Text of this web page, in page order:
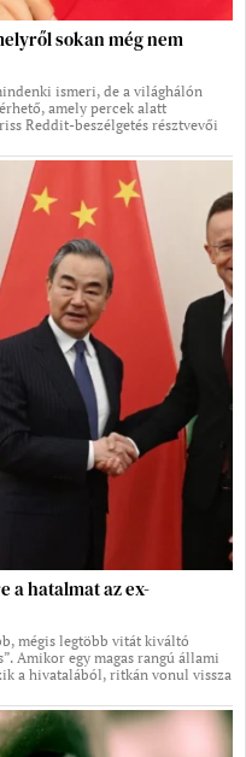
sokan még nem
ismeri, de a világhálón
amely percek alatt
Reddit-beszélgetés résztvevői
a hatalmat az ex-
mégis legtöbb vitát kiváltó
Amikor egy magas rangú állami
a hivatalából, ritkán vonul vissza